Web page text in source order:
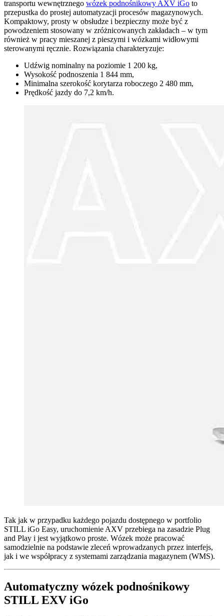
transportu wewnętrznego wózek podnośnikowy AXV iGo to
przepustka do prostej automatyzacji procesów magazynowych.
Kompaktowy, prosty w obsłudze i bezpieczny może być z
powodzeniem stosowany w zróżnicowanych zakładach – w tym
również w pracy mieszanej z pieszymi i wózkami widłowymi
sterowanymi ręcznie. Rozwiązania charakteryzuje:
Udźwig nominalny na poziomie 1 200 kg,
Wysokość podnoszenia 1 844 mm,
Minimalna szerokość korytarza roboczego 2 480 mm,
Prędkość jazdy do 7,2 km/h.
Tak jak w przypadku każdego pojazdu dostępnego w portfolio
STILL iGo Easy, uruchomienie AXV przebiega na zasadzie Plug
and Play i jest wyjątkowo proste. Wózek może pracować
samodzielnie na podstawie zleceń wprowadzanych przez interfejs,
jak i we współpracy z systemami zarządzania magazynem (WMS).
Automatyczny wózek podnośnikowy
STILL EXV iGo